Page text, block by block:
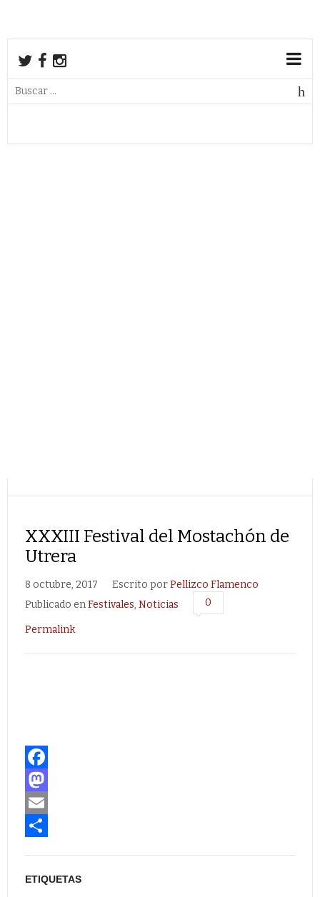
XXXIII Festival del Mostachón de
Utrera
8 octubre, 2017 Escrito porPellizco Flamenco
Publicado enFestivales, Noticias 0
Permalink
F
a
c
M
aE
ETIQUETAS